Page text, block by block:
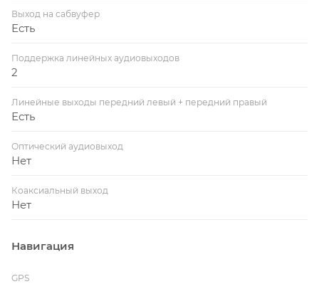
Выход на сабвуфер
Есть
Поддержка линейных аудиовыходов
2
Линейные выходы передний левый + передний правый
Есть
Оптический аудиовыход
Нет
Коаксиальный выход
Нет
Навигация
GPS